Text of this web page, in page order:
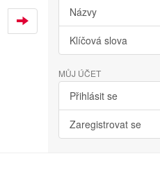
Názvy
Klíčová slova
MŮJ ÚČET
Přihlásit se
Zaregistrovat se